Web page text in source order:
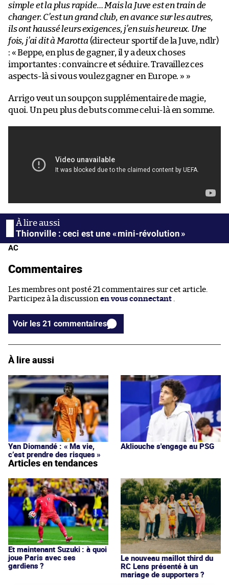
simple et la plus rapide… Mais la Juve est en train de
changer. C’est un grand club, en avance sur les autres,
ils ont haussé leurs exigences, j’en suis heureux. Une
fois, j’ai dit à Marotta (directeur sportif de la Juve, ndlr)
: « Beppe, en plus de gagner, il y a deux choses
importantes : convaincre et séduire. Travaillez ces
aspects-là si vous voulez gagner en Europe. » »
Arrigo veut un soupçon supplémentaire de magie,
quoi. Un peu plus de buts comme celui-là en somme.
Thionville : ceci est une « mini-révolution »
AC
Commentaires
Les membres ont posté 21 commentaires sur cet article.
Participez à la discussion en vous connectant .
Voir les 21 commentaires
À lire aussi
Yan Diomandé : « Ma vie,
c’est prendre des risques »
Akliouche s'engage au PSG
Articles en tendances
Et maintenant Suzuki : à quoi
joue Paris avec ses
gardiens ?
Le nouveau maillot third du
RC Lens présenté à un
mariage de supporters ?